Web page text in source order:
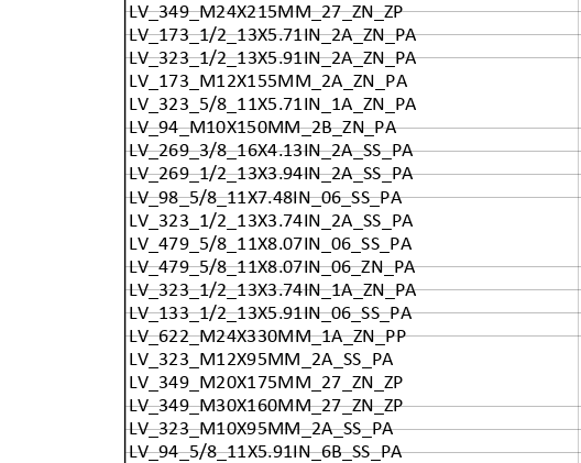
LV_349_M24X215MM_27_ZN_ZP
LV_173_1/2_13X5.71IN_2A_ZN_PA
LV_323_1/2_13X5.91IN_2A_ZN_PA
LV_173_M12X155MM_2A_ZN_PA
LV_323_5/8_11X5.71IN_1A_ZN_PA
LV_94_M10X150MM_2B_ZN_PA
LV_269_3/8_16X4.13IN_2A_SS_PA
LV_269_1/2_13X3.94IN_2A_SS_PA
LV_98_5/8_11X7.48IN_06_SS_PA
LV_323_1/2_13X3.74IN_2A_SS_PA
LV_479_5/8_11X8.07IN_06_SS_PA
LV_479_5/8_11X8.07IN_06_ZN_PA
LV_323_1/2_13X3.74IN_1A_ZN_PA
LV_133_1/2_13X5.91IN_06_SS_PA
LV_622_M24X330MM_1A_ZN_PP
LV_323_M12X95MM_2A_SS_PA
LV_349_M20X175MM_27_ZN_ZP
LV_349_M30X160MM_27_ZN_ZP
LV_323_M10X95MM_2A_SS_PA
LV_94_5/8_11X5.91IN_6B_SS_PA